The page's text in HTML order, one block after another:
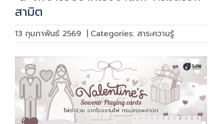
สามิต
13 กุมภาพันธ์ 2569 | Categories: สาระความรู้